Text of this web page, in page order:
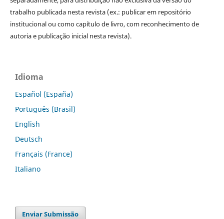
trabalho publicada nesta revista (ex.: publicar em repositório
institucional ou como capítulo de livro, com reconhecimento de
autoria e publicação inicial nesta revista).
Idioma
Español (España)
Português (Brasil)
English
Deutsch
Français (France)
Italiano
Enviar Submissão